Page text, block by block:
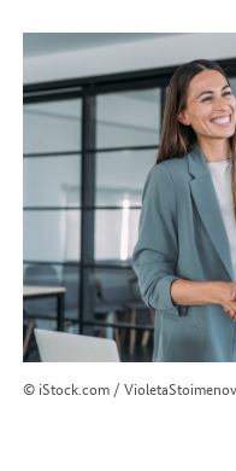
© iStock.com /